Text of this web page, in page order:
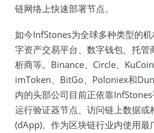
链网络上快速部署节点。
如今InfStones为全球多种类型的
字资产交易平台、数字钱包、托管
析商等。Binance、Circle、KuCoin
imToken、BitGo、Poloniex和
内的头部公司目前正依靠
运行验证器节点、访问链上数据或
(dApp)。作为区块链行业内使用最